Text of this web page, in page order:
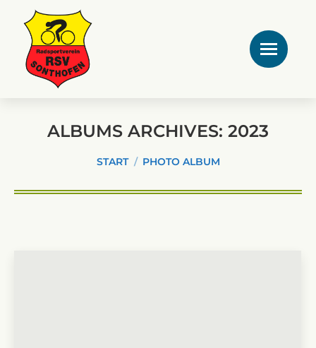
ALBUMS ARCHIVES: 2023
START PHOTO ALBUM